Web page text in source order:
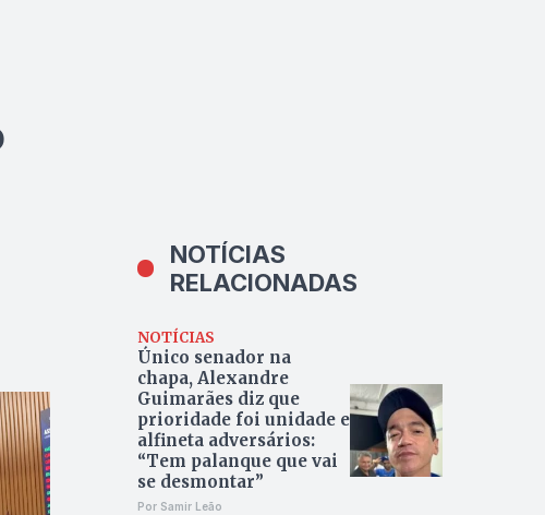
NOTÍCIAS
RELACIONADAS
NOTÍCIAS
Único senador na
chapa, Alexandre
Guimarães diz que
prioridade foi unidade e
alfineta adversários:
“Tem palanque que vai
se desmontar”
Por Samir Leão